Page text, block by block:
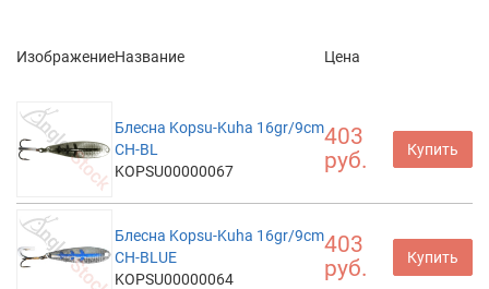
ИзображениеНазвание Цена
Блесна Kopsu-Kuha 16gr/9cm
CH-BL
KOPSU00000067
403
руб.
Купить
Блесна Kopsu-Kuha 16gr/9cm
CH-BLUE
KOPSU00000064
403
руб.
Купить